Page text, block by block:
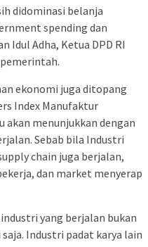
didominasi belanja
spending dan
Idul Adha, Ketua DPD RI
ekonomi juga ditopang
Index Manufaktur
akan menunjukkan dengan
Sebab bila Industri
chain juga berjalan,
dan market menyerap
yang berjalan bukan
Industri padat karya lain